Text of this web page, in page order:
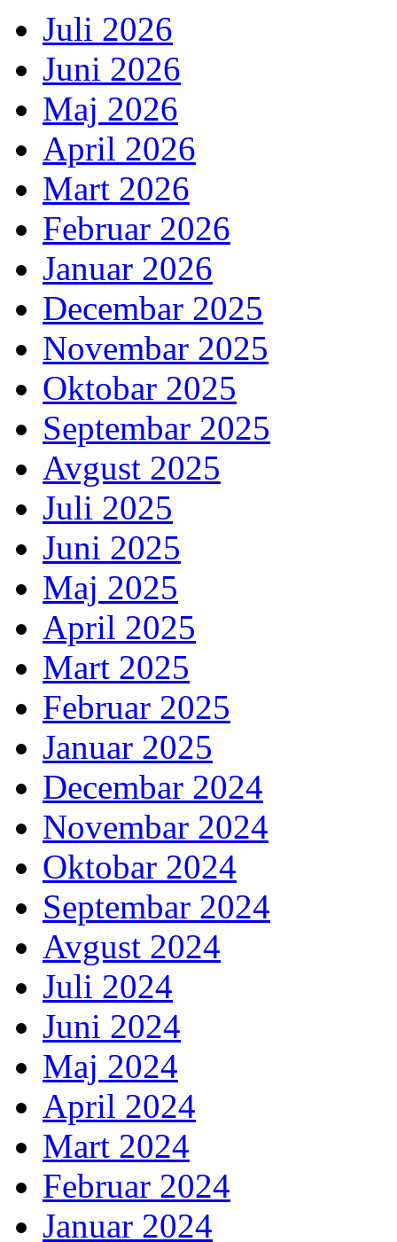
Juli 2026
Juni 2026
Maj 2026
April 2026
Mart 2026
Februar 2026
Januar 2026
Decembar 2025
Novembar 2025
Oktobar 2025
Septembar 2025
Avgust 2025
Juli 2025
Juni 2025
Maj 2025
April 2025
Mart 2025
Februar 2025
Januar 2025
Decembar 2024
Novembar 2024
Oktobar 2024
Septembar 2024
Avgust 2024
Juli 2024
Juni 2024
Maj 2024
April 2024
Mart 2024
Februar 2024
Januar 2024